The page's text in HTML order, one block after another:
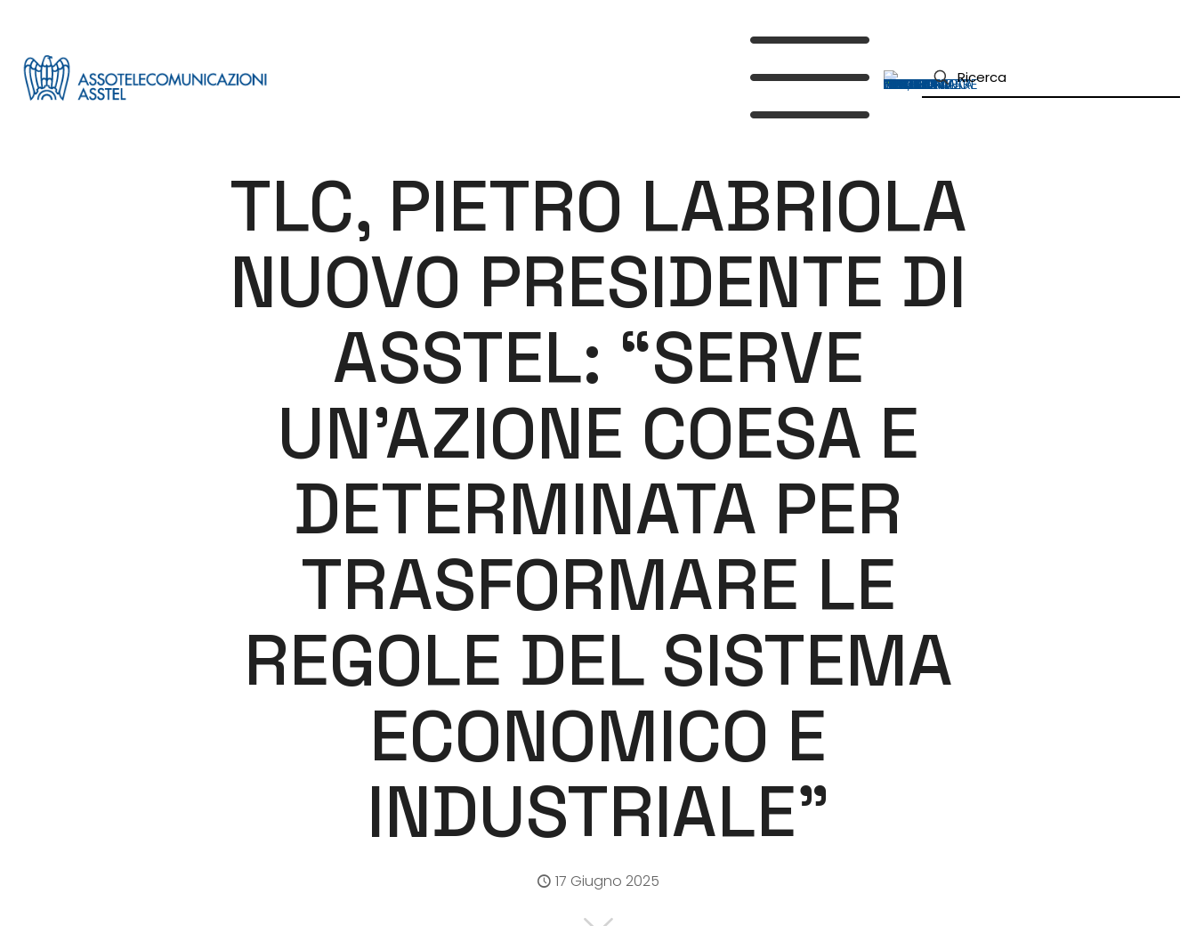
TLC, PIETRO LABRIOLA
NUOVO PRESIDENTE DI
ASSTEL: “SERVE
UN’AZIONE COESA E
DETERMINATA PER
TRASFORMARE LE
REGOLE DEL SISTEMA
ECONOMICO E
INDUSTRIALE”
17 Giugno 2025